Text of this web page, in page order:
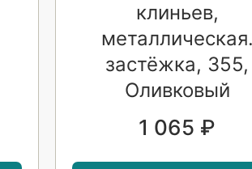
клиньев,
металлическая.
застёжка, 355,
Оливковый
1 065 ₽